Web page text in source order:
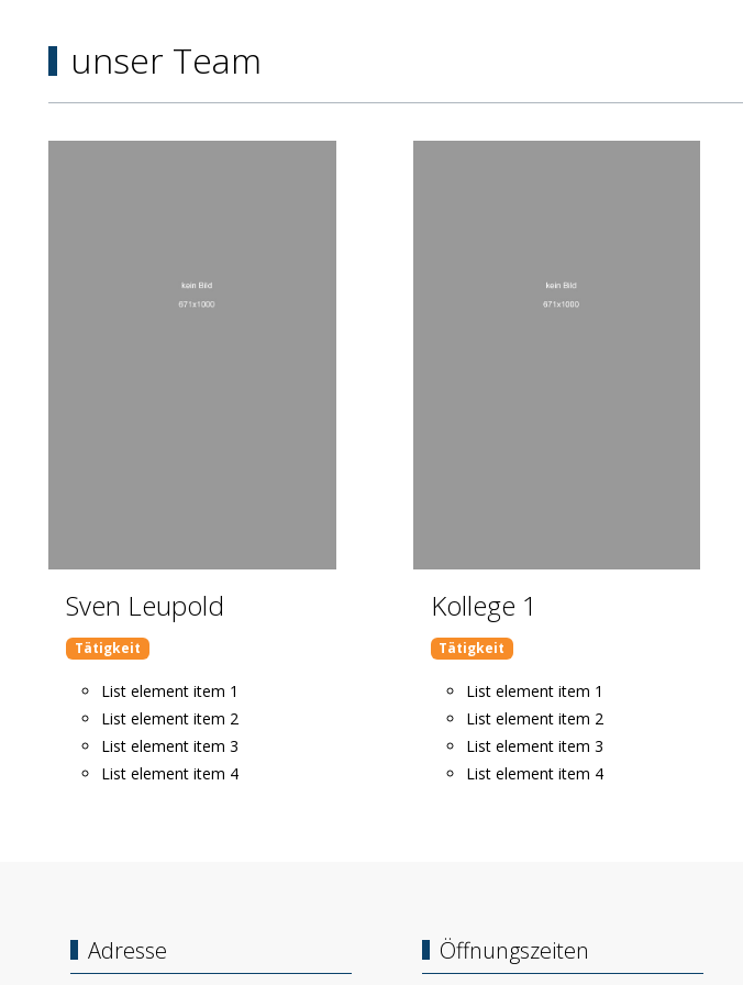
unser Team
Sven Leupold
Tätigkeit
List element item 1
List element item 2
List element item 3
List element item 4
Kollege 1
Tätigkeit
List element item 1
List element item 2
List element item 3
List element item 4
Adresse Öffnungszeiten